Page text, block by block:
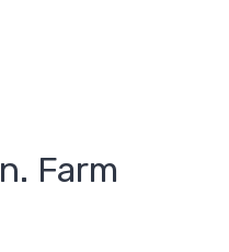
Farm